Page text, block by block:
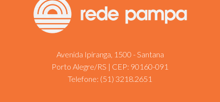
Avenida Ipiranga, 1500 - Santana
Porto Alegre/RS | CEP: 90160-091
Telefone: (51) 3218.2651